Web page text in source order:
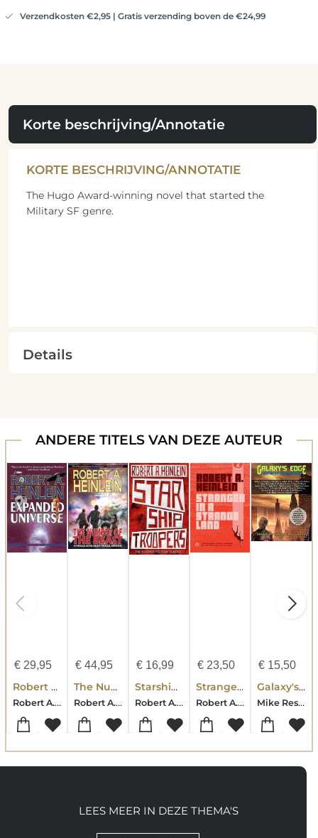
Verzendkosten €2,95 | Gratis verzending boven de €24,99
Korte beschrijving/Annotatie
KORTE BESCHRIJVING/ANNOTATIE
The Hugo Award-winning novel that started the
Military SF genre.
Details
ANDERE TITELS VAN DEZE AUTEUR
€29,95
Robert A. Heinlein's Expanded Universe (Volume Two)
Robert A. Heinlein
€44,95
The Number of the Beast
Robert A. Heinlein
€ 16,99
Starship Troopers
Robert A. Heinlein
€ 23,50
Stranger in a Strange Land
Robert A. Heinlein
€ 15,50
Galaxy's Edge Magazine
Mike Resnick-Robert A Heinlein-Larry Niven
LEES MEER IN DEZE THEMA'S